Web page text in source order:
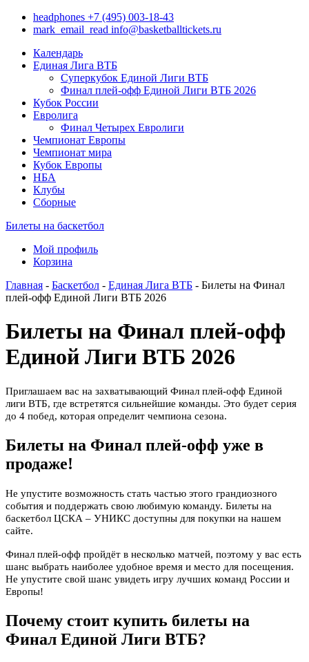
headphones +7 (495) 003-18-43
mark_email_read info@basketballtickets.ru
Календарь
Единая Лига ВТБ
Суперкубок Единой Лиги ВТБ
Финал плей-офф Единой Лиги ВТБ 2026
Кубок России
Евролига
Финал Четырех Евролиги
Чемпионат Европы
Чемпионат мира
Кубок Европы
НБА
Клубы
Сборные
Билеты на баскетбол
Мой профиль
Корзина
Главная - Баскетбол - Единая Лига ВТБ - Билеты на Финал
плей-офф Единой Лиги ВТБ 2026
Билеты на Финал плей-офф
Единой Лиги ВТБ 2026
Приглашаем вас на захватывающий Финал плей-офф Единой
лиги ВТБ, где встретятся сильнейшие команды. Это будет серия
до 4 побед, которая определит чемпиона сезона.
Билеты на Финал плей-офф уже в
продаже!
Не упустите возможность стать частью этого грандиозного
события и поддержать свою любимую команду. Билеты на
баскетбол ЦСКА – УНИКС доступны для покупки на нашем
сайте.
Финал плей-офф пройдёт в несколько матчей, поэтому у вас есть
шанс выбрать наиболее удобное время и место для посещения.
Не упустите свой шанс увидеть игру лучших команд России и
Европы!
Почему стоит купить билеты на
Финал Единой Лиги ВТБ?